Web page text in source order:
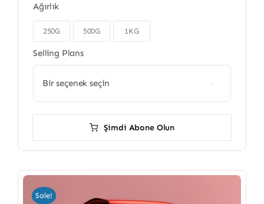
Ağırlık
250G 500G 1KG
Selling Plans
Şimdi Abone Olun
Sale!